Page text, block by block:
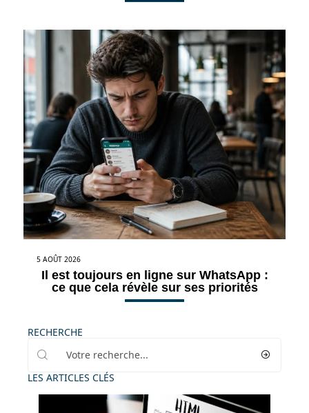
5 AOÛT 2026
Il est toujours en ligne sur WhatsApp :
ce que cela révèle sur ses priorités
RECHERCHE
LES ARTICLES CLÉS